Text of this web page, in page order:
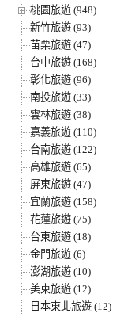
桃園旅遊 (948)
新竹旅遊 (93)
苗栗旅遊 (47)
台中旅遊 (168)
彰化旅遊 (96)
南投旅遊 (33)
雲林旅遊 (38)
嘉義旅遊 (110)
台南旅遊 (122)
高雄旅遊 (65)
屏東旅遊 (47)
宜蘭旅遊 (158)
花蓮旅遊 (75)
台東旅遊 (18)
金門旅遊 (6)
澎湖旅遊 (10)
美東旅遊 (12)
日本東北旅遊 (12)